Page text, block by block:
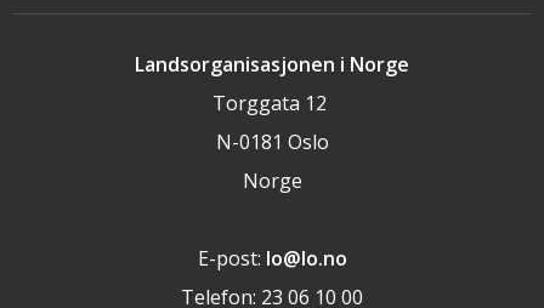
Landsorganisasjonen i Norge
Torggata 12
N-0181 Oslo
Norge
E-post: lo@lo.no
Telefon: 23 06 10 00